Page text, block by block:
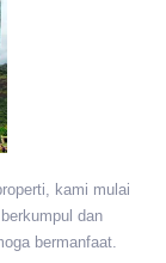
kami mulai
dan
bermanfaat.